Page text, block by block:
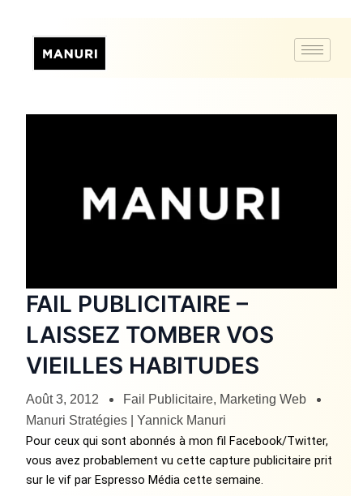
FAIL PUBLICITAIRE –
LAISSEZ TOMBER VOS
VIEILLES HABITUDES
Août 3, 2012 Fail Publicitaire, Marketing Web
Manuri Stratégies | Yannick Manuri
Pour ceux qui sont abonnés à mon fil Facebook/Twitter,
vous avez probablement vu cette capture publicitaire prit
sur le vif par Espresso Média cette semaine.